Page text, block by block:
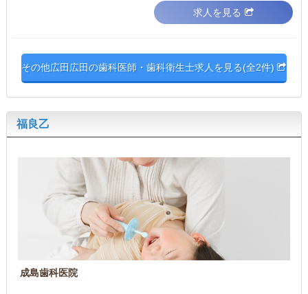
求人を見る
その他広田広田の歯科医師・歯科衛生士求人を見る(全2件)
福良乙
成島歯科医院